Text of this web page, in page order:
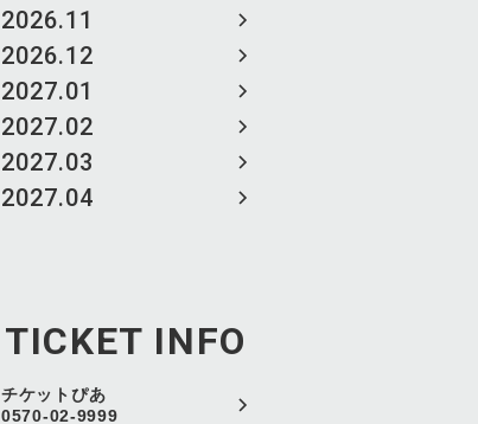
2026.11
2026.12
2027.01
2027.02
2027.03
2027.04
TICKET INFO
チケットぴあ
0570-02-9999